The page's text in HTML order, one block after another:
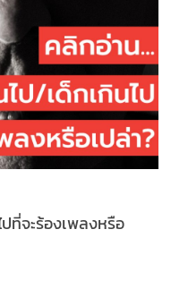
ปที่จะร้องเพลงหรือ